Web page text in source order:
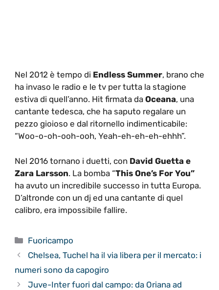
Nel 2012 è tempo di Endless Summer, brano che
ha invaso le radio e le tv per tutta la stagione
estiva di quell’anno. Hit firmata da Oceana, una
cantante tedesca, che ha saputo regalare un
pezzo gioioso e dal ritornello indimenticabile:
“Woo-o-oh-ooh-ooh, Yeah-eh-eh-eh-ehhh”.
Nel 2016 tornano i duetti, con David Guetta e
Zara Larsson. La bomba “This One’s For You”
ha avuto un incredibile successo in tutta Europa.
D’altronde con un dj ed una cantante di quel
calibro, era impossibile fallire.
Categorie
Fuoricampo
Chelsea, Tuchel ha il via libera per il mercato: i
numeri sono da capogiro
Juve-Inter fuori dal campo: da Oriana ad